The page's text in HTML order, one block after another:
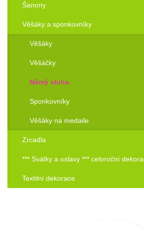
Šanony
Věšáky a sponkovníky
Věšáky
Věšáčky
Němý sluha
Sponkovníky
Věšáky na medaile
Zrcadla
*** Svátky a oslavy *** celoroční
Textilní dekorace